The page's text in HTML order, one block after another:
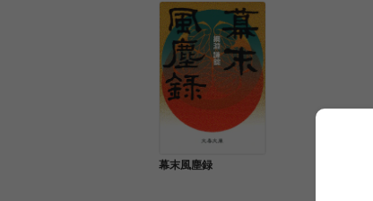
幕末風塵録